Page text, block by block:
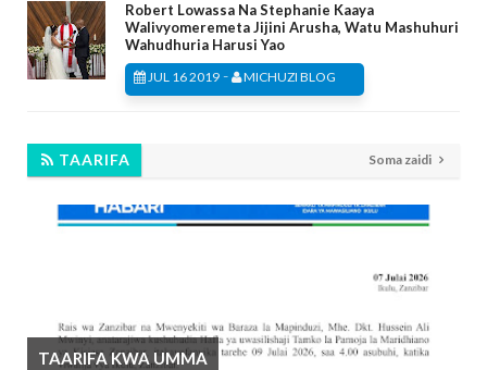
Robert Lowassa Na Stephanie Kaaya
Walivyomeremeta Jijini Arusha, Watu Mashuhuri
Wahudhuria Harusi Yao
JUL 16 2019 - MICHUZI BLOG
TAARIFA Soma zaidi
TAARIFA KWA UMMA